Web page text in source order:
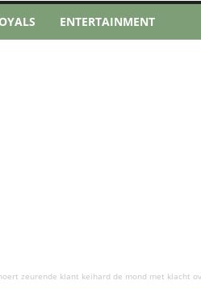
ENTERTAINMENT
zeurende klant keihard de mond met klacht